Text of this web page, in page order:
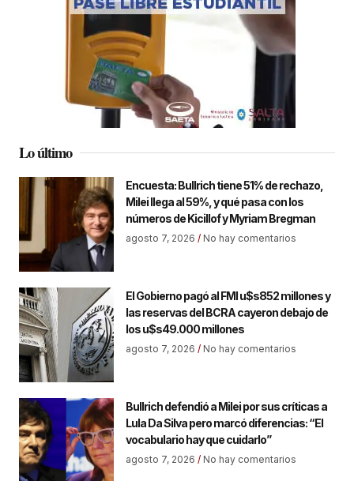
Lo último
Encuesta: Bullrich tiene 51% de rechazo,
Milei llega al 59%, y qué pasa con los
números de Kicillof y Myriam Bregman
agosto 7, 2026 No hay comentarios
El Gobierno pagó al FMI u$s852 millones y
las reservas del BCRA cayeron debajo de
los u$s49.000 millones
agosto 7, 2026 No hay comentarios
Bullrich defendió a Milei por sus críticas a
Lula Da Silva pero marcó diferencias: “El
vocabulario hay que cuidarlo”
agosto 7, 2026 No hay comentarios